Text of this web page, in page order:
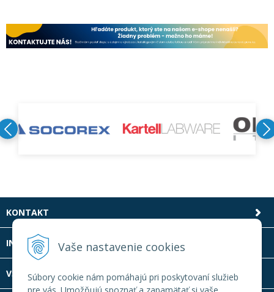
Vaše nastavenie cookies
Súbory cookie nám pomáhajú pri poskytovaní služieb
KONTAKT
INFOLINKA
VŠETKO O NÁKUPE